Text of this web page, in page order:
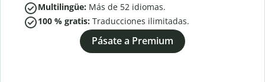
Multilingüe: Más de 52 idiomas.
100 % gratis: Traducciones ilimitadas.
Pásate a Premium